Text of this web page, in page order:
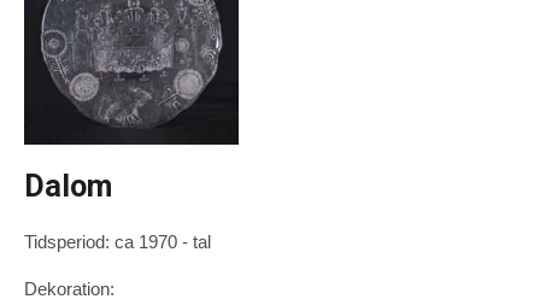
Dalom
Tidsperiod: ca 1970 - tal
Dekoration: